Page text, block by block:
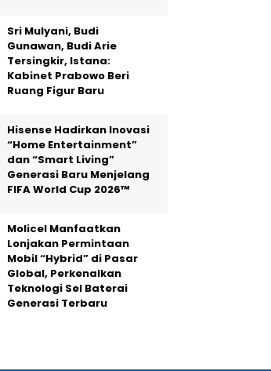
Sri Mulyani, Budi
Gunawan, Budi Arie
Tersingkir, Istana:
Kabinet Prabowo Beri
Ruang Figur Baru
Hisense Hadirkan Inovasi
“Home Entertainment”
dan “Smart Living”
Generasi Baru Menjelang
FIFA World Cup 2026™
Molicel Manfaatkan
Lonjakan Permintaan
Mobil “Hybrid” di Pasar
Global, Perkenalkan
Teknologi Sel Baterai
Generasi Terbaru